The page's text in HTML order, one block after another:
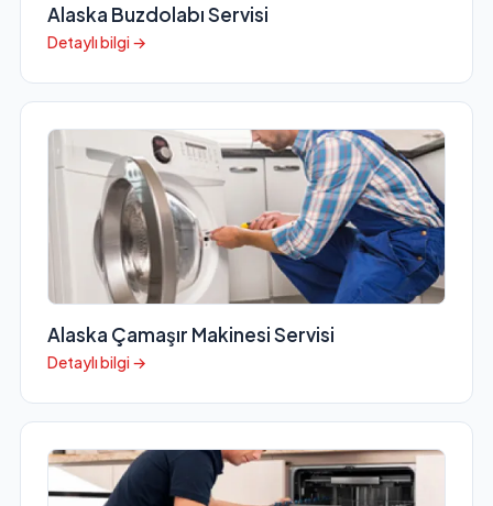
Alaska Buzdolabı Servisi
Detaylı bilgi →
Alaska Çamaşır Makinesi Servisi
Detaylı bilgi →